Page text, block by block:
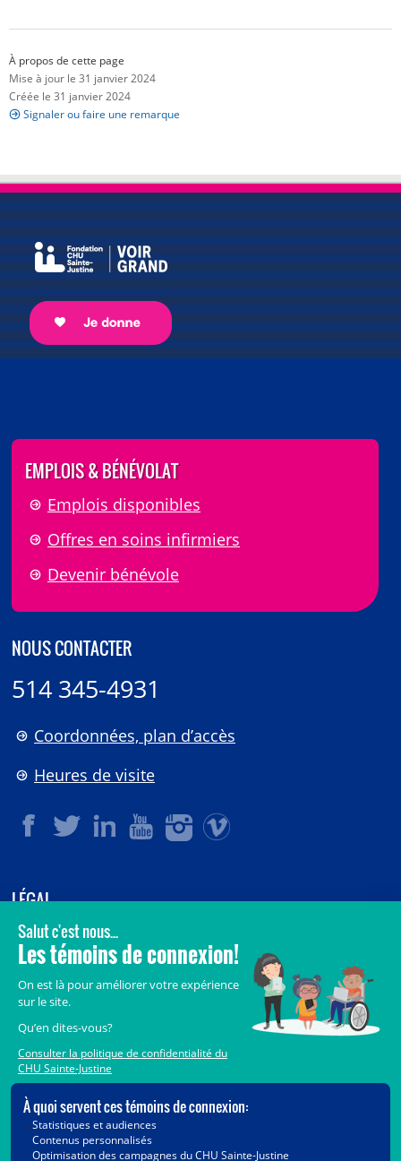
À propos de cette page
Mise à jour le 31 janvier 2024
Créée le 31 janvier 2024
Signaler ou faire une remarque
EMPLOIS & BÉNÉVOLAT
Emplois disponibles
Offres en soins infirmiers
Devenir bénévole
NOUS CONTACTER
514 345-4931
Coordonnées, plan d’accès
Heures de visite
LÉGAL
© 2006-2026CHU Sainte-Justine.
Tous droits réservés.
Crédits
Accès aux documents des organismes publics